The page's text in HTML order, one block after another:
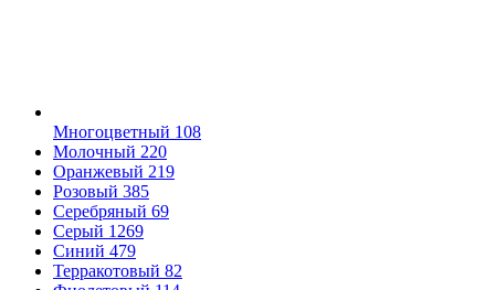
Многоцветный 108
Молочный 220
Оранжевый 219
Розовый 385
Серебряный 69
Серый 1269
Синий 479
Терракотовый 82